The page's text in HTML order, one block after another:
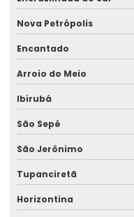
Teste nutricional para
Teste de qualidade de
Teste de qualidade em
Nova Petrópolis
Encantado
Arroio do Meio
Ibirubá
São Sepé
São Jerônimo
Tupanciretã
Horizontina